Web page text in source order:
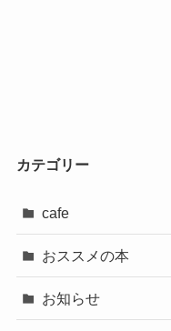
カテゴリー
cafe
おススメの本
お知らせ